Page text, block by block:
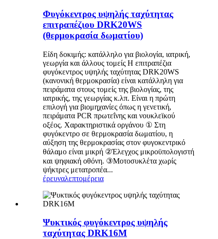
Φυγόκεντρος υψηλής ταχύτητας
επιτραπέζιου DRK20WS
(θερμοκρασία δωματίου)
Είδη δοκιμής: κατάλληλο για βιολογία, ιατρική,
γεωργία και άλλους τομείς Η επιτραπέζια
φυγόκεντρος υψηλής ταχύτητας DRK20WS
(κανονική θερμοκρασία) είναι κατάλληλη για
πειράματα στους τομείς της βιολογίας, της
ιατρικής, της γεωργίας κ.λπ. Είναι η πρώτη
επιλογή για βιομηχανίες όπως η γενετική,
πειράματα PCR πρωτεΐνης και νουκλεϊκού
οξέος. Χαρακτηριστικά οργάνου ① Στη
φυγόκεντρο σε θερμοκρασία δωματίου, η
αύξηση της θερμοκρασίας στον φυγοκεντρικό
θάλαμο είναι μικρή ②Έλεγχος μικροϋπολογιστή
και ψηφιακή οθόνη. ③Μοτοσυκλέτα χωρίς
ψήκτρες μετατροπέα...
έρευναλεπτομέρεια
Ψυκτικός φυγόκεντρος υψηλής
ταχύτητας DRK16M